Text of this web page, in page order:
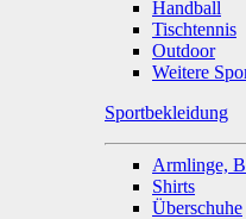
Handball
Tischtennis
Outdoor
Weitere
Sportbekleidung
Armlinge,
Shirts
Überschuhe